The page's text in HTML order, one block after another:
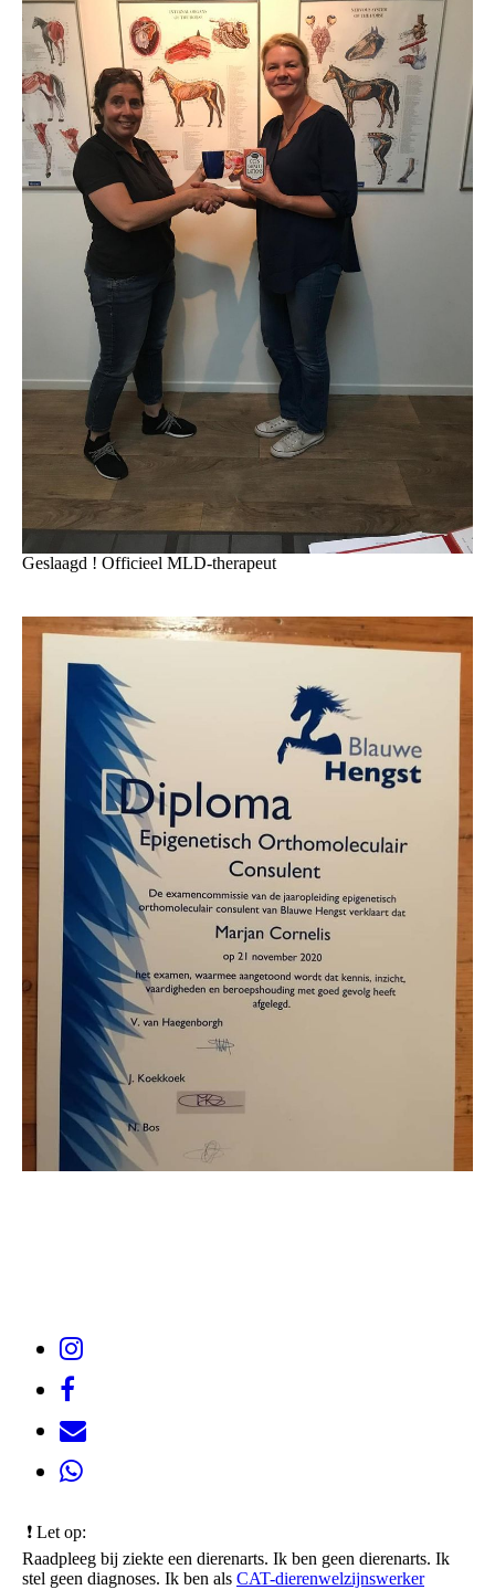
Geslaagd ! Officieel MLD-therapeut
❗️ Let op:
Raadpleeg bij ziekte een dierenarts. Ik ben geen dierenarts. Ik
stel geen diagnoses. Ik ben als CAT-dierenwelzijnswerker